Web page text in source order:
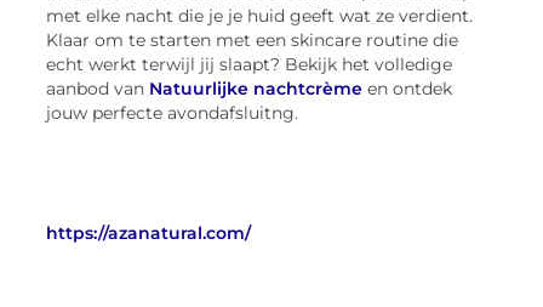
met elke nacht die je je huid geeft wat ze verdient.
Klaar om te starten met een skincare routine die
echt werkt terwijl jij slaapt? Bekijk het volledige
aanbod van Natuurlijke nachtcrème en ontdek
jouw perfecte avondafsluitng.
https://azanatural.com/